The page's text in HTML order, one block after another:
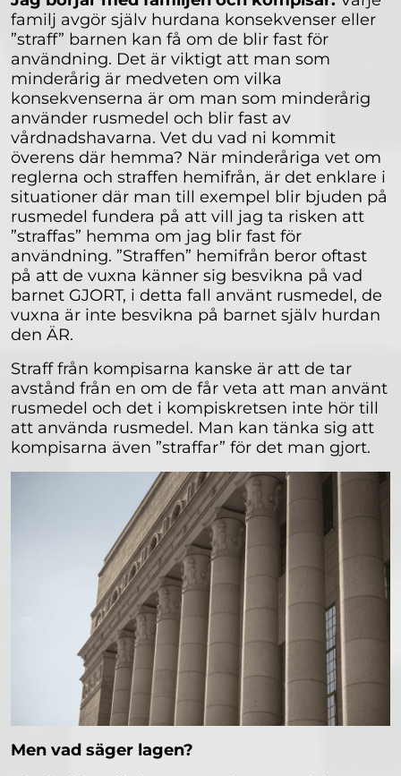
familj avgör själv hurdana konsekvenser eller
”straff” barnen kan få om de blir fast för
användning. Det är viktigt att man som
minderårig är medveten om vilka
konsekvenserna är om man som minderårig
använder rusmedel och blir fast av
vårdnadshavarna. Vet du vad ni kommit
överens där hemma? När minderåriga vet om
reglerna och straffen hemifrån, är det enklare i
situationer där man till exempel blir bjuden på
rusmedel fundera på att vill jag ta risken att
”straffas” hemma om jag blir fast för
användning. ”Straffen” hemifrån beror oftast
på att de vuxna känner sig besvikna på vad
barnet GJORT, i detta fall använt rusmedel, de
vuxna är inte besvikna på barnet själv hurdan
den ÄR.
Straff från kompisarna kanske är att de tar
avstånd från en om de får veta att man använt
rusmedel och det i kompiskretsen inte hör till
att använda rusmedel. Man kan tänka sig att
kompisarna även ”straffar” för det man gjort.
Men vad säger lagen?